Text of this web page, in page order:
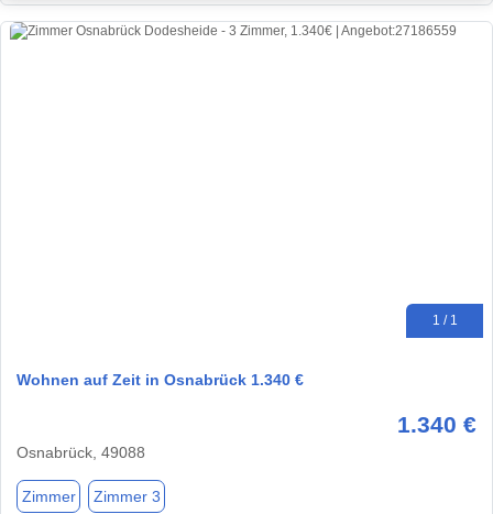
1 / 1
Wohnen auf Zeit in Osnabrück 1.340 €
1.340 €
Osnabrück, 49088
Zimmer Zimmer 3